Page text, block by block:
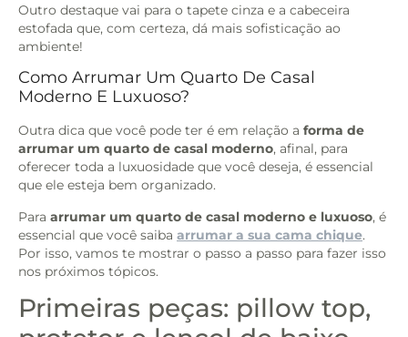
Outro destaque vai para o tapete cinza e a cabeceira
estofada que, com certeza, dá mais sofisticação ao
ambiente!
Como Arrumar Um Quarto De Casal
Moderno E Luxuoso?
Outra dica que você pode ter é em relação a forma de
arrumar um quarto de casal moderno, afinal, para
oferecer toda a luxuosidade que você deseja, é essencial
que ele esteja bem organizado.
Para arrumar um quarto de casal moderno e luxuoso, é
essencial que você saiba arrumar a sua cama chique.
Por isso, vamos te mostrar o passo a passo para fazer isso
nos próximos tópicos.
Primeiras peças: pillow top,